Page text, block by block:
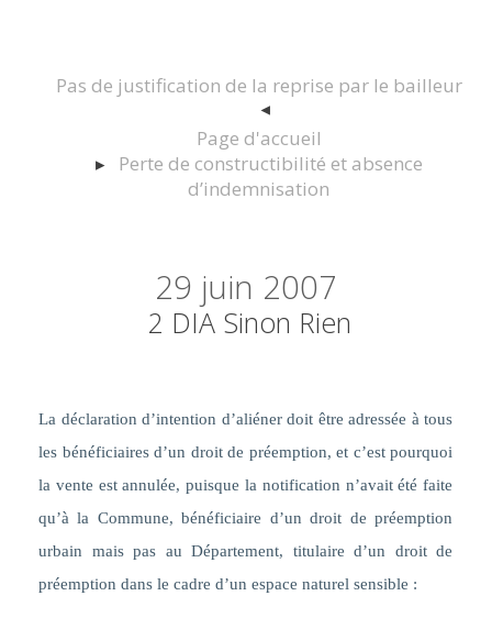
Pas de justification de la reprise par le bailleur
Page d'accueil
Perte de constructibilité et absence
d’indemnisation
29 juin 2007
2 DIA Sinon Rien
La déclaration d’intention d’aliéner doit être adressée à tous
les bénéficiaires d’un droit de préemption, et c’est pourquoi
la vente est annulée, puisque la notification n’avait été faite
qu’à la Commune, bénéficiaire d’un droit de préemption
urbain mais pas au Département, titulaire d’un droit de
préemption dans le cadre d’un espace naturel sensible :